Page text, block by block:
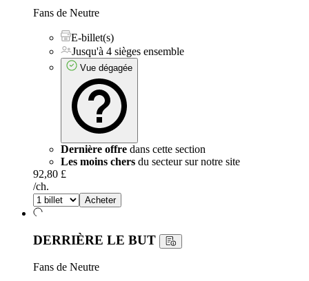
Fans de Neutre
E-billet(s)
Jusqu'à 4 sièges ensemble
Vue dégagée
Dernière offre dans cette section
Les moins chers du secteur sur notre site
92,80 £
/ch.
Acheter
DERRIÈRE LE BUT
Fans de Neutre